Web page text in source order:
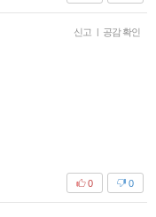
신고 | 공감 확인
0
0